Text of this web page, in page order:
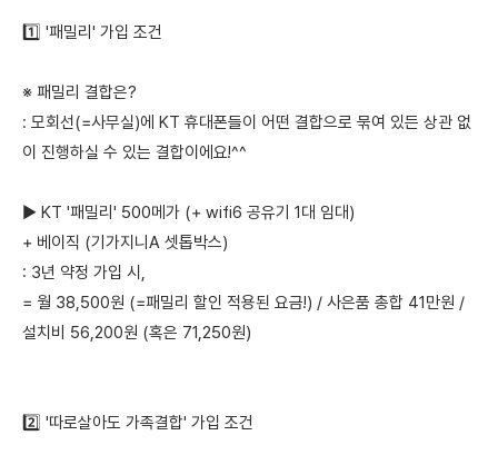
1️⃣ '패밀리' 가입 조건
※ 패밀리 결합은?
: 모회선(=사무실)에 KT 휴대폰들이 어떤 결합으로 묶여 있든 상관 없
이 진행하실 수 있는 결합이에요!^^
▶ KT '패밀리' 500메가 (+ wifi6 공유기 1대 임대)
+ 베이직 (기가지니A 셋톱박스)
: 3년 약정 가입 시,
= 월 38,500원 (=패밀리 할인 적용된 요금!) / 사은품 총합 41만원 /
설치비 56,200원 (혹은 71,250원)
2️⃣ '따로살아도 가족결합' 가입 조건